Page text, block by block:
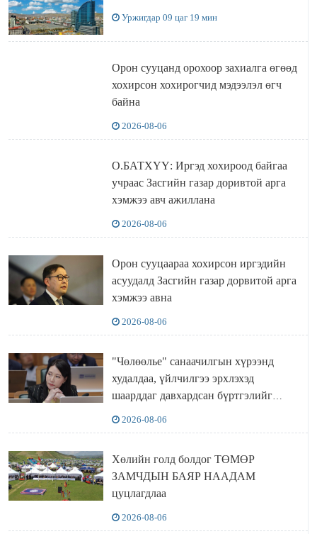
Уржигдар 09 цаг 19 мин
Орон сууцанд орохоор захиалга өгөөд
хохирсон хохирогчид мэдээлэл өгч
байна
2026-08-06
О.БАТХҮҮ: Иргэд хохироод байгаа
учраас Засгийн газар доривтой арга
хэмжээ авч ажиллана
2026-08-06
Орон сууцаараа хохирсон иргэдийн
асуудалд Засгийн газар дорвитой арга
хэмжээ авна
2026-08-06
"Чөлөөлье" санаачилгын хүрээнд
худалдаа, үйлчилгээ эрхлэхэд
шаарддаг давхардсан бүртгэлийг
2026-08-06
Хөлийн голд болдог ТӨМӨР
ЗАМЧДЫН БАЯР НААДАМ
цуцлагдлаа
2026-08-06